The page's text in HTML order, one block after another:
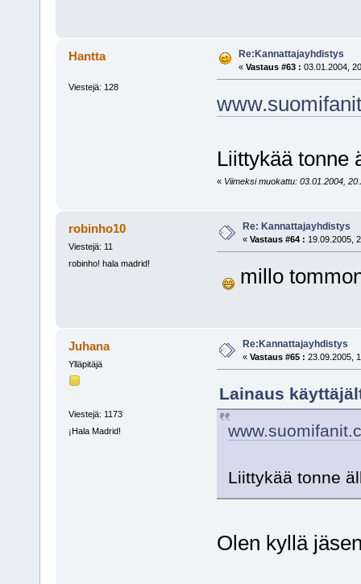
Hantta
Viestejä: 128
Re:Kannattajayhdistys
« Vastaus #63 : 03.01.2004,
Liittykää tonne
« Viimeksi muokattu: 03.01.2004,
robinho10
Viestejä: 11
robinho! hala madrid!
Re: Kannattajayhdistys
« Vastaus #64 : 19.09.2005,
millo
Juhana
Ylläpitäjä
Viestejä: 1173
¡Hala Madrid!
Re:Kannattajayhdistys
« Vastaus #65 : 23.09.2005,
Lainaus
Liittykää tonne
Olen kyllä